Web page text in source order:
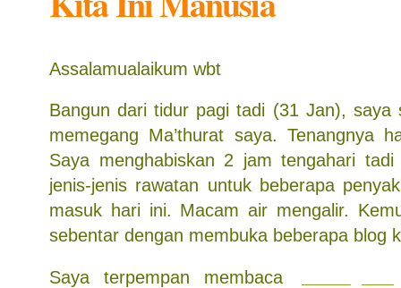
Assalamualaikum wbt
Bangun dari tidur pagi tadi (31 Jan), saya
memegang Ma’thurat saya. Tenangnya
Saya menghabiskan 2 jam tengahari tadi
jenis-jenis rawatan untuk beberapa
masuk hari ini. Macam air mengalir.
sebentar dengan membuka beberapa blog
Saya terpempan membaca